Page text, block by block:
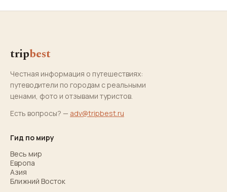
tripbest
Честная информация о путешествиях:
путеводители по городам с реальными
ценами, фото и отзывами туристов.
Есть вопросы? — adv@tripbest.ru
Гид по миру
Весь мир
Европа
Азия
Ближний Восток